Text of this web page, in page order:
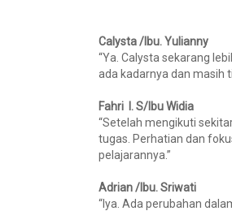
Calysta /Ibu. Yulianny
“Ya. Calysta sekarang
ada kadarnya dan masih
Fahri I. S/Ibu Widia
“Setelah mengikuti
tugas. Perhatian dan
pelajarannya.”
Adrian /Ibu. Sriwati
“Iya. Ada perubahan